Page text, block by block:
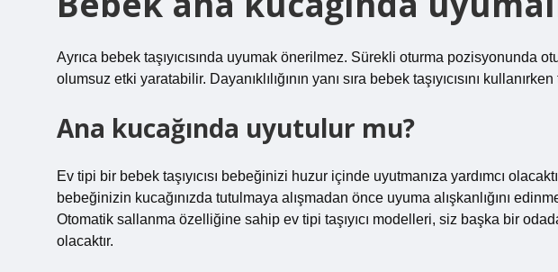
Ayrıca bebek taşıyıcısında uyumak önerilmez. Sürekli oturma pozisyonunda
olumsuz etki yaratabilir. Dayanıklılığının yanı sıra bebek taşıyıcısını
Ana kucağında uyutulur mu?
Ev tipi bir bebek taşıyıcısı bebeğinizi huzur içinde uyutmanıza yardımcı
bebeğinizin kucağınızda tutulmaya alışmadan önce uyuma alışkanlığını
Otomatik sallanma özelliğine sahip ev tipi taşıyıcı modelleri, siz başka bir
olacaktır.